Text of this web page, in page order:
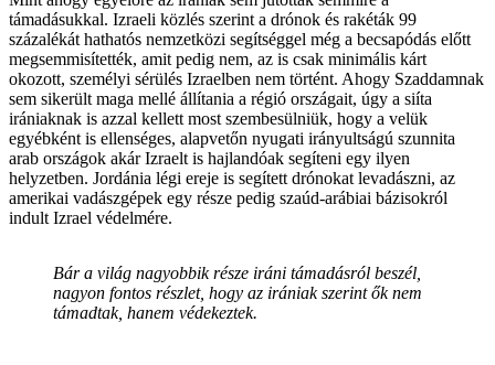
támadásukkal. Izraeli közlés szerint a drónok és rakéták 99
százalékát hathatós nemzetközi segítséggel még a becsapódás előtt
megsemmisítették, amit pedig nem, az is csak minimális kárt
okozott, személyi sérülés Izraelben nem történt. Ahogy Szaddamnak
sem sikerült maga mellé állítania a régió országait, úgy a siíta
irániaknak is azzal kellett most szembesülniük, hogy a velük
egyébként is ellenséges, alapvetőn nyugati irányultságú szunnita
arab országok akár Izraelt is hajlandóak segíteni egy ilyen
helyzetben. Jordánia légi ereje is segített drónokat levadászni, az
amerikai vadászgépek egy része pedig szaúd-arábiai bázisokról
indult Izrael védelmére.
Bár a világ nagyobbik része iráni támadásról beszél,
nagyon fontos részlet, hogy az irániak szerint ők nem
támadtak, hanem védekeztek.